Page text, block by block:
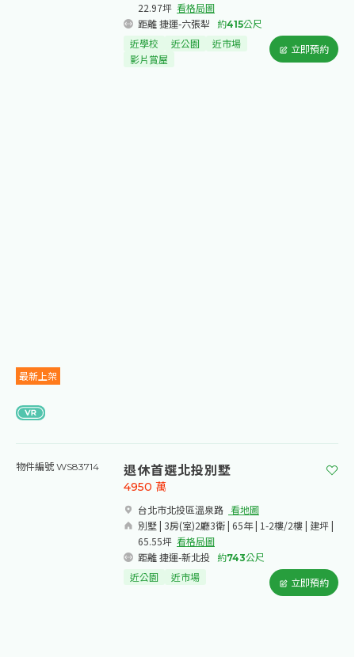
最新上架
22.97坪 看格局圖
距離 捷運-六張犁
約415公尺
近學校 近公園
近市場
影片賞屋
立即預約
物件編號 WS83714 退休首選北投別墅
台北市北投區溫泉路​ 看地圖
別墅 | 3房(室)2廳3衛 | 65年 | 1-2樓/2樓 | 建坪 |
65.55坪 看格局圖
距離 捷運-新北投
約743公尺
4950 萬
近公園 近市場 立即預約